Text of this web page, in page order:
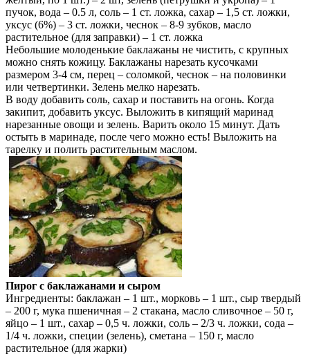
пучок, вода – 0.5 л, соль – 1 ст. ложка, сахар – 1,5 ст. ложки,
уксус (6%) – 3 ст. ложки, чеснок – 8-9 зубков, масло
растительное (для заправки) – 1 ст. ложка
Небольшие молоденькие баклажаны не чистить, с крупных
можно снять кожицу. Баклажаны нарезать кусочками
размером 3-4 см, перец – соломкой, чеснок – на половинки
или четвертинки. Зелень мелко нарезать.
В воду добавить соль, сахар и поставить на огонь. Когда
закипит, добавить уксус. Выложить в кипящий маринад
нарезанные овощи и зелень. Варить около 15 минут. Дать
остыть в маринаде, после чего можно есть! Выложить на
тарелку и полить растительным маслом.
Пирог с баклажанами и сыром
Ингредиенты: баклажан – 1 шт., морковь – 1 шт., сыр твердый
– 200 г, мука пшеничная – 2 стакана, масло сливочное – 50 г,
яйцо – 1 шт., сахар – 0,5 ч. ложки, соль – 2/3 ч. ложки, сода –
1/4 ч. ложки, специи (зелень), сметана – 150 г, масло
растительное (для жарки)